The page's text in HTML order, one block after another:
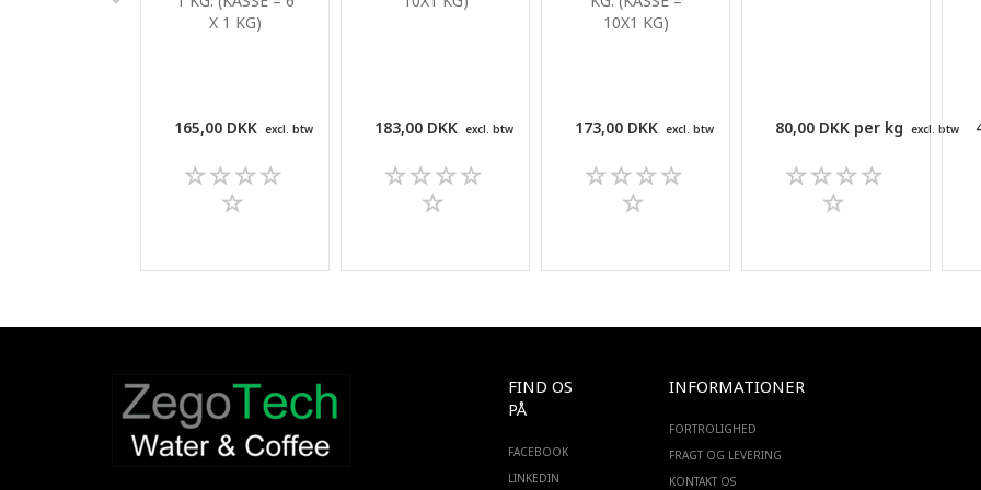
X 1 KG)
165,00 DKK excl. btw 183,00 DKK excl. btw
10X1 KG)
173,00 DKK excl. btw 80,00 DKK per kg excl. btw
FIND OS
PÅ
FACEBOOK
LINKEDIN
INFORMATIONER
FORTROLIGHED
FRAGT OG LEVERING
KONTAKT OS